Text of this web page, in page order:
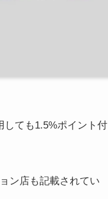
しても1.5%ポイント付
ン店も記載されてい